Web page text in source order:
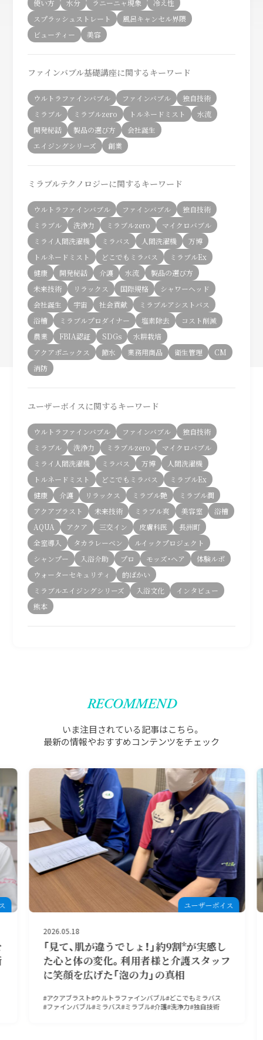
使い方 水分 ラニーニャ現象
冷え性
スプラッシュストレート
風呂キャンセル界隈
ビューティー
美容
ファインバブル基礎講座に関するキーワード
ウルトラファインバブル ファインバブル
独自技術
ミラブル
ミラブルzero トルネードミスト
水流
開発秘話
製品の選び方
会社誕生
エイジングシリーズ
創業
ミラブルテクノロジーに関するキーワード
ウルトラファインバブル ファインバブル
独自技術
ミラブル
洗浄力 ミラブルzero
マイクロバブル
ミライ人間洗濯機
ミラバス 人間洗濯機
万博
トルネードミスト
どこでもミラバス
ミラブルEx
健康
開発秘話 介護 水流
製品の選び方
未来技術
リラックス 国際規格
シャワーヘッド
会社誕生
宇宙 社会貢献
ミラブルアシストバス
浴槽
ミラブルプロダイナー 塩素除去
コスト削減
農業
FBIA認証 SDGs
水耕栽培
アクアポニックス
節水 業務用商品 衛生管理
CM
消防
ユーザーボイスに関するキーワード
ウルトラファインバブル ファインバブル
独自技術
ミラブル
洗浄力 ミラブルzero
マイクロバブル
ミライ人間洗濯機
ミラバス 万博
人間洗濯機
トルネードミスト
どこでもミラバス
ミラブルEx
健康
介護 リラックス ミラブル艶
ミラブル潤
アクアブラスト
未来技術 ミラブル爽 美容室
浴槽
AQUA
アクア 三交イン 皮膚科医
長洲町
全室導入
タカラレーベン
ルイックプロジェクト
シャンプー
入浴介助 プロ モッズ・ヘア
体験ルポ
ウォーターセキュリティ
的ばかい
ミラブルエイジングシリーズ
入浴文化
インタビュー
熊本
RECOMMEND
いま注目されている記事はこちら。
最新の情報やおすすめコンテンツをチェック
ユーザーボイス
2026.05.18
「見て、肌が違うでしょ！」約9割*が実感し
た心と体の変化。利用者様と介護スタッフ
に笑顔を広げた「泡の力」の真相
アクアブラスト ウルトラファインバブル どこでもミラバス
ファインバブル ミラバス ミラブル 介護 洗浄力 独自技術